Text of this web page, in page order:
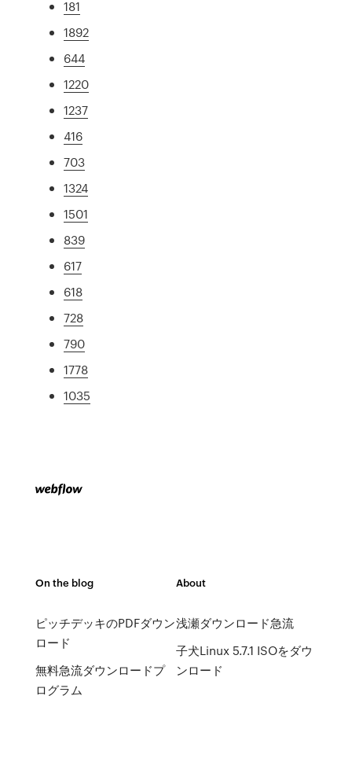
181
1892
644
1220
1237
416
703
1324
1501
839
617
618
728
790
1778
1035
On the blog
ピッチデッキのPDFダウン
ロード
無料急流ダウンロードプ
ログラム
About
浅瀬ダウンロード急流
子犬Linux 5.7.1 ISOをダウ
ンロード